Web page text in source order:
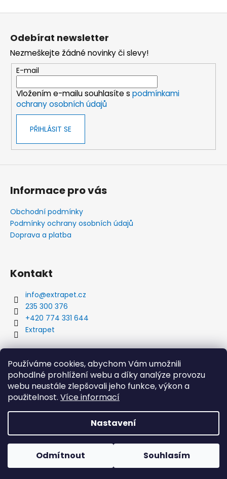
Používáme cookies, abychom Vám umožnili
pohodlné prohlížení webu a díky analýze provozu
webu neustále zlepšovali jeho funkce, výkon a
použitelnost. Více informací
Nastavení
Odmítnout Souhlasím
Z
Odebírat newsletter
Nezmeškejte žádné novinky či slevy!
E-mail
Vložením e-mailu souhlasíte s podmínkami
ochrany osobních údajů
PŘIHLÁSIT SE
Informace pro vás
Obchodní podmínky
Podmínky ochrany osobních údajů
Doprava a platba
Kontakt
info@extrapet.cz
235 300 376
+420 774 331 644
Extrapet
Vyhledávání
Vytvořil Shoptet
Copyright 2026Extrapet.cz . Všechna práva vyhrazena.